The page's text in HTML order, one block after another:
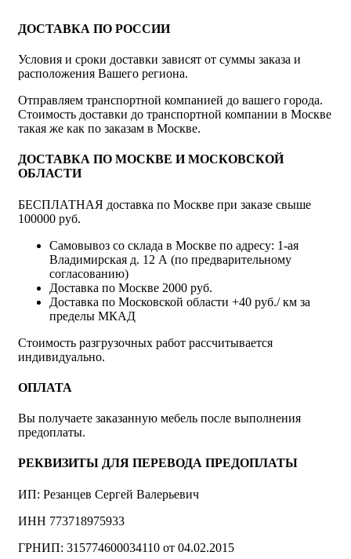
ДОСТАВКА ПО РОССИИ
Условия и сроки доставки зависят от суммы заказа и
расположения Вашего региона.
Отправляем транспортной компанией до вашего города.
Стоимость доставки до транспортной компании в Москве
такая же как по заказам в Москве.
ДОСТАВКА ПО МОСКВЕ И МОСКОВСКОЙ
ОБЛАСТИ
БЕСПЛАТНАЯ доставка по Москве при заказе свыше
100000 руб.
Самовывоз со склада в Москве по адресу: 1-ая
Владимирская д. 12 А (по предварительному
согласованию)
Доставка по Москве 2000 руб.
Доставка по Московской области +40 руб./ км за
пределы МКАД
Стоимость разгрузочных работ рассчитывается
индивидуально.
ОПЛАТА
Вы получаете заказанную мебель после выполнения
предоплаты.
РЕКВИЗИТЫ ДЛЯ ПЕРЕВОДА ПРЕДОПЛАТЫ
ИП: Резанцев Сергей Валерьевич
ИНН 773718975933
ГРНИП: 315774600034110 от 04.02.2015